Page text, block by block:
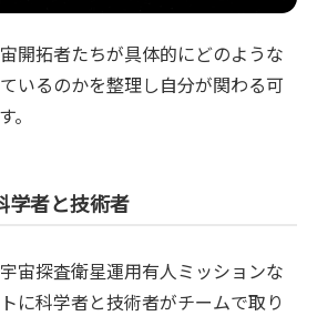
開拓者たちが具体的にどのような
いるのかを整理し自分が関わる可
。
学者と技術者
宙探査衛星運用有人ミッションな
に科学者と技術者がチームで取り